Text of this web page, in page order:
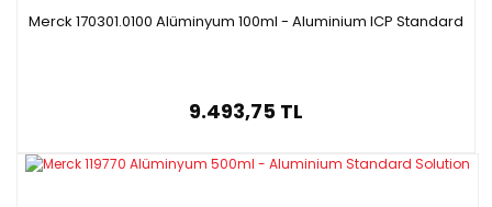
Merck 170301.0100 Alüminyum 100ml - Aluminium ICP Standard
9.493,75 TL